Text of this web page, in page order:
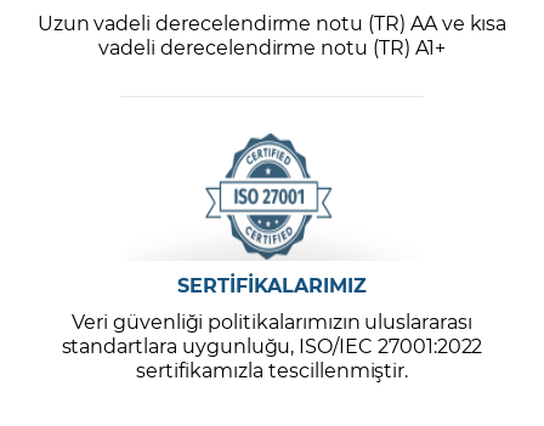
Uzun vadeli derecelendirme notu (TR) AA ve kısa
vadeli derecelendirme notu (TR) A1+
SERTİFİKALARIMIZ
Veri güvenliği politikalarımızın uluslararası
standartlara uygunluğu, ISO/IEC 27001:2022
sertifikamızla tescillenmiştir.